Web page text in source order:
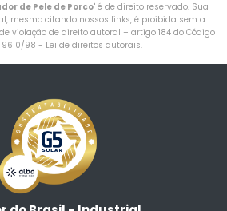
de Pele de Porco" é de direito reservado. Sua
mesmo citando nossos links, é proibida sem a
violação de direito autoral – artigo 184 do Código
9610/98 - Lei de direitos autorais.